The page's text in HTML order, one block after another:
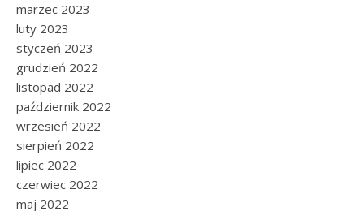
marzec 2023
luty 2023
styczeń 2023
grudzień 2022
listopad 2022
październik 2022
wrzesień 2022
sierpień 2022
lipiec 2022
czerwiec 2022
maj 2022